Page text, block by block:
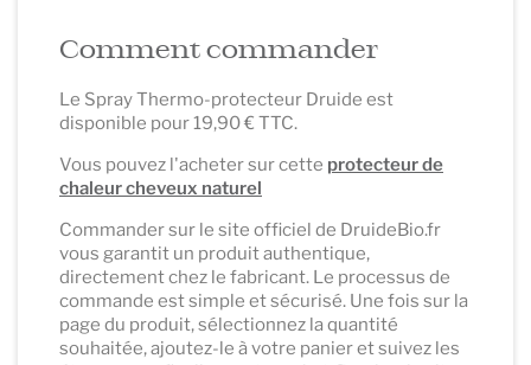
Comment commander
Le Spray Thermo-protecteur Druide est
disponible pour 19,90 € TTC.
Vous pouvez l'acheter sur cette protecteur de
chaleur cheveux naturel
Commander sur le site officiel de DruideBio.fr
vous garantit un produit authentique,
directement chez le fabricant. Le processus de
commande est simple et sécurisé. Une fois sur la
page du produit, sélectionnez la quantité
souhaitée, ajoutez-le à votre panier et suivez les